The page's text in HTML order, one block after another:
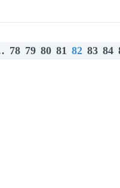
78 79 80 81 82 83 84